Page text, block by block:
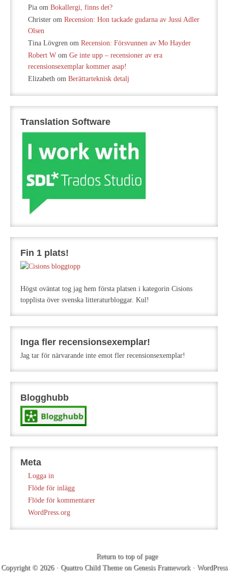
Pia om Bokallergi, finns det?
Christer om Recension: Hon tackade gudarna av Jussi Adler
Olsen
Tina Lövgren om Recension: Försvunnen av Mo Hayder
Robert W om Ge inte upp – recensioner av era
recensionsexemplar kommer asap!
Elizabeth om Berättarteknisk detalj
Translation Software
Fin 1 plats!
Högst oväntat tog jag hem första platsen i kategorin Cisions
topplista över svenska litteraturbloggar. Kul!
Inga fler recensionsexemplar!
Jag tar för närvarande inte emot fler recensionsexemplar!
Blogghubb
Meta
Logga in
Flöde för inlägg
Flöde för kommentarer
WordPress.org
Return to top of page
Copyright © 2026 · Quattro Child Themeon Genesis Framework· WordPress